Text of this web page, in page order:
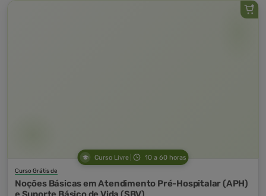
Curso Livre 10 a 60 horas
Curso Grátis de
Noções Básicas em Atendimento Pré-Hospitalar (APH)